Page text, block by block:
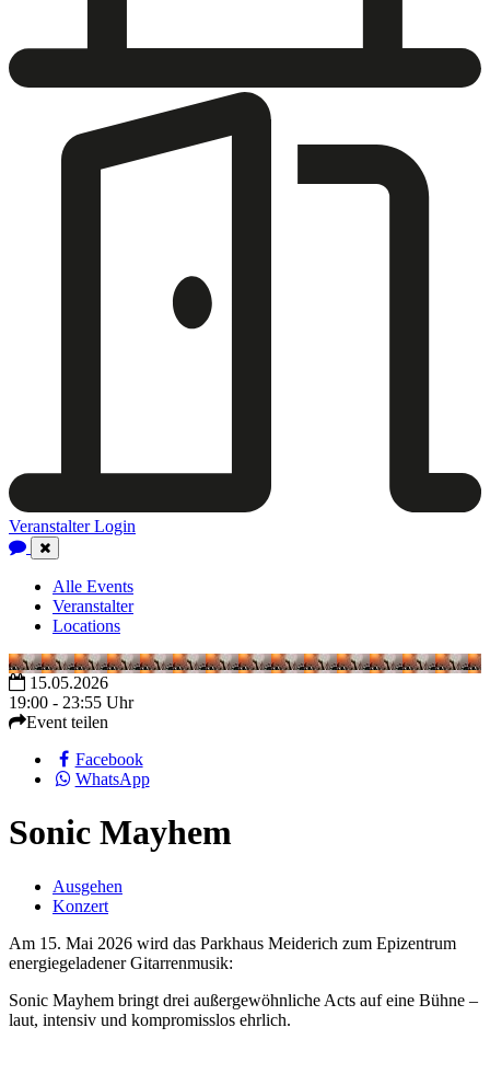
Veranstalter Login
Close
Navigation
Alle Events
Veranstalter
Locations
15.05.2026
19:00 - 23:55 Uhr
Event teilen
Facebook
WhatsApp
Sonic Mayhem
Ausgehen
Konzert
Am 15. Mai 2026 wird das Parkhaus Meiderich zum Epizentrum
energiegeladener Gitarrenmusik:
Sonic Mayhem bringt drei außergewöhnliche Acts auf eine Bühne –
laut, intensiv und kompromisslos ehrlich.